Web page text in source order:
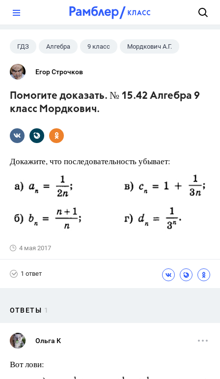
ГДЗ Алгебра 9 класс Мордкович А.Г.
Егор Строчков
Помогите доказать. № 15.42 Алгебра 9
класс Мордкович.
Докажите, что последовательность убывает:
4 мая 2017
1 ответ
ОТВЕТЫ 1
Ольга К
Вот лови: